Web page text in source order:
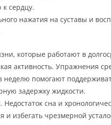
сердцу.
нажатия на суставы и
которые работают в
активность. Упражнения
неделю помогают
задержку жидкости.
сна и
и избегать чрезмерной